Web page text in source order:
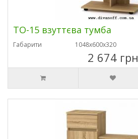
ТО-15 взуттєва тумба
Габарити 1048х600х320
2 674 грн